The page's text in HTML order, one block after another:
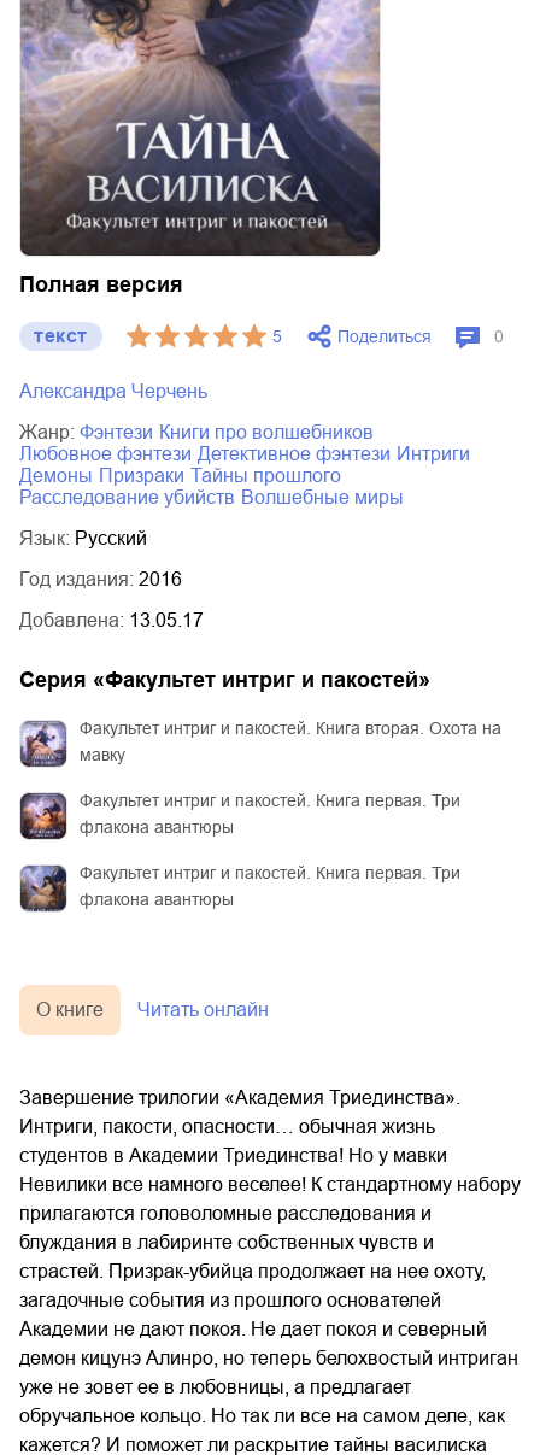
Полная версия
текст 5 Поделиться 0
Александра Черчень
Жанр:
фэнтези
книги про волшебников
любовное фэнтези
детективное фэнтези
интриги
демоны
призраки
тайны прошлого
расследование убийств
волшебные миры
Язык: Русский
Год издания: 2016
Добавлена: 13.05.17
Серия «Факультет интриг и пакостей»
Факультет интриг и пакостей. Книга вторая. Охота на
мавку
Факультет интриг и пакостей. Книга первая. Три
флакона авантюры
Факультет интриг и пакостей. Книга первая. Три
флакона авантюры
О книге Читать онлайн
Завершение трилогии «Академия Триединства».
Интриги, пакости, опасности… обычная жизнь
студентов в Академии Триединства! Но у мавки
Невилики все намного веселее! К стандартному набору
прилагаются головоломные расследования и
блуждания в лабиринте собственных чувств и
страстей. Призрак-убийца продолжает на нее охоту,
загадочные события из прошлого основателей
Академии не дают покоя. Не дает покоя и северный
демон кицунэ Алинро, но теперь белохвостый интриган
уже не зовет ее в любовницы, а предлагает
обручальное кольцо. Но так ли все на самом деле, как
кажется? И поможет ли раскрытие тайны василиска